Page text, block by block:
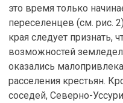
это время только
переселенцев (см. рис.
края следует признать,
возможностей
оказались
расселения крестьян.
соседей, Северно-